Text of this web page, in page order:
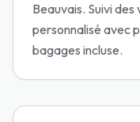
Beauvais. Suivi
personnalisé avec
bagages incluse.